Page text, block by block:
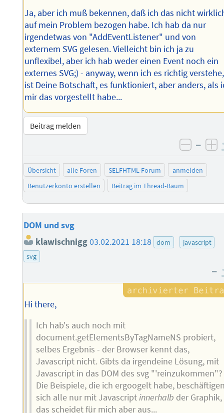
Ja, aber ich muß bekennen, daß ich das nicht
auf mein Problem bezogen habe. Ich hab da nur
irgendetwas von "AddEventListener" und von
externem SVG gelesen. Vielleicht bin ich ja zu
unflexibel, aber ich hab weder einen Event noch ein
externes SVG;) - anyway, wenn ich es richtig verstehe,
ist Deine Botschaft, es funktioniert, aber anders, als
mir das vorgestellt habe...
Beitrag melden
–
Übersicht alle Foren SELFHTML-Forum
anmelden
Benutzerkonto erstellen
Beitrag im Thread-Baum
DOM und svg
klawischnigg03.02.2021 18:18 dom
javascript
svg
–
Hi there,
Ich hab's auch noch mit
document.getElementsByTagNameNS probiert,
selbes Ergebnis - der Browser kennt das,
Javascript nicht. Gibts da irgendeine Lösung, mit
Javascript in das DOM des svg "'reinzukommen"?
Die Beispiele, die ich ergoogelt habe,
sich alle nur mit Javascriptinnerhalb der Graphik,
das scheidet für mich aber aus...